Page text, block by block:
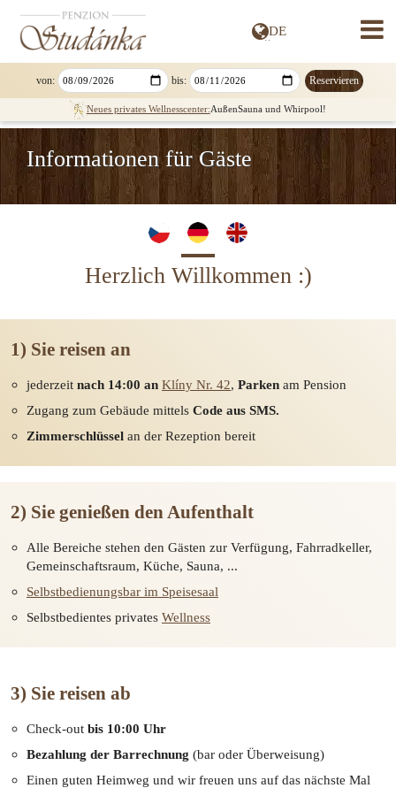
DE
» ENGLISH
» SLOVENSKY
» POLSKI
von: bis:
Neues privates Wellnesscenter:AußenSauna und Whirpool!
Informationen für Gäste
Herzlich Willkommen :)
1) Sie reisen an
jederzeit nach 14:00 an Klíny Nr. 42, Parken am Pension
Zugang zum Gebäude mittels Code aus SMS.
Zimmerschlüssel an der Rezeption bereit
2) Sie genießen den Aufenthalt
Alle Bereiche stehen den Gästen zur Verfügung, Fahrradkeller,
Gemeinschaftsraum, Küche, Sauna, ...
Selbstbedienungsbar im Speisesaal
Selbstbedientes privates Wellness
3) Sie reisen ab
Check-out bis 10:00 Uhr
Bezahlung der Barrechnung (bar oder Überweisung)
Einen guten Heimweg und wir freuen uns auf das nächste Mal